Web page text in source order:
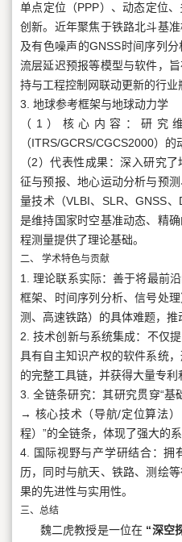
单点定位（PPP）、动态定位
创新。近年聚焦于铁路北斗基
及有色噪声的GNSS时间序列
流层延迟预报等模型与软件，
持与工程控制网联动更新的行业
3. 地球参考框架与地球动力学
（1）核心内容：研究
（ITRS/GCRS/CGCS2000）的
（2）代表性成果：深入研究
征与预报、地心运动分析与预
量技术（VLBI、SLR、GNSS
是维持国家时空基准动态、精
程测量提供了理论基础。
二、 学术特色与贡献
1. 理论联系实际：善于将最前
框架、时间序列分析、信号处
测、高速铁路）的具体难题，推
2. 技术创新与系统集成：不仅
具有自主知识产权的软件系统
的完整工具链，并获得大量专利
3. 全链条研究：其研究贯穿“基
→ 核心技术（导航/定位算法
程）”的全链条，体现了强大的
4. 国际视野与产学研结合：拥
历，同时与航天、铁路、测绘
果的先进性与实用性。
三、总结
魏二虎教授是一位在 “深空